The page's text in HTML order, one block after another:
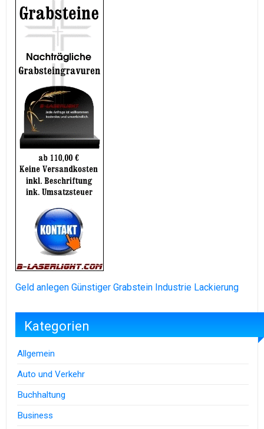
Geld anlegen Günstiger Grabstein Industrie Lackierung
Kategorien
Allgemein
Auto und Verkehr
Buchhaltung
Business